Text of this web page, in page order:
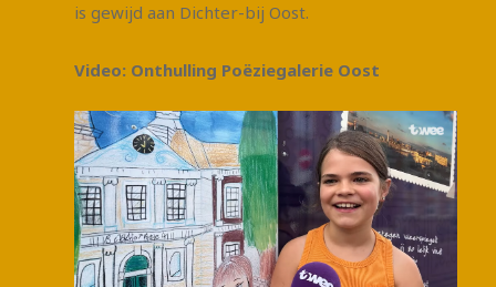
is gewijd aan Dichter-bij Oost.
Video: Onthulling Poëziegalerie Oost